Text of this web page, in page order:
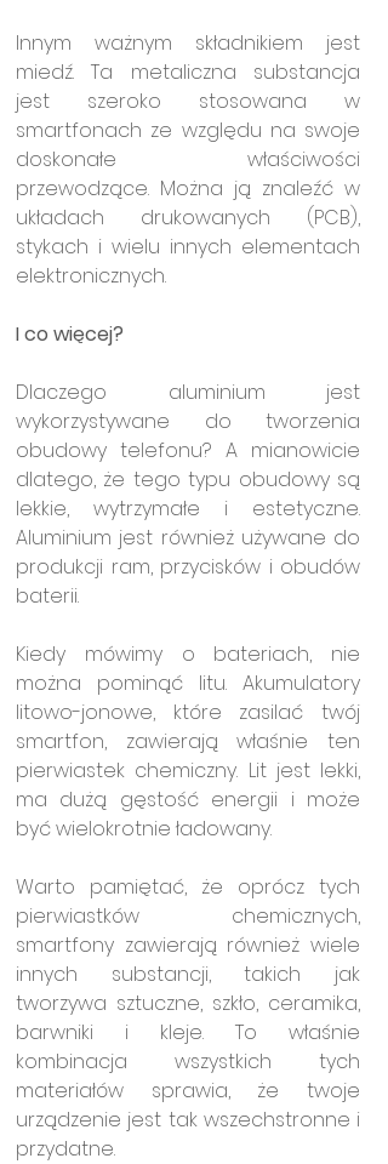
Innym ważnym składnikiem jest
miedź. Ta metaliczna substancja
jest szeroko stosowana w
smartfonach ze względu na swoje
doskonałe właściwości
przewodzące. Można ją znaleźć w
układach drukowanych (PCB),
stykach i wielu innych elementach
elektronicznych.
I co więcej?
Dlaczego aluminium jest
wykorzystywane do tworzenia
obudowy telefonu? A mianowicie
dlatego, że tego typu obudowy są
lekkie, wytrzymałe i estetyczne.
Aluminium jest również używane do
produkcji ram, przycisków i obudów
baterii.
Kiedy mówimy o bateriach, nie
można pominąć litu. Akumulatory
litowo-jonowe, które zasilać twój
smartfon, zawierają właśnie ten
pierwiastek chemiczny. Lit jest lekki,
ma dużą gęstość energii i może
być wielokrotnie ładowany.
Warto pamiętać, że oprócz tych
pierwiastków chemicznych,
smartfony zawierają również wiele
innych substancji, takich jak
tworzywa sztuczne, szkło, ceramika,
barwniki i kleje. To właśnie
kombinacja wszystkich tych
materiałów sprawia, że twoje
urządzenie jest tak wszechstronne i
przydatne.